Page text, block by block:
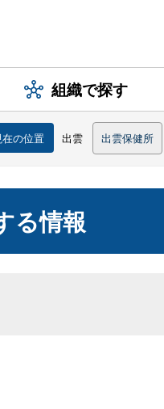
組織で探す
の位置 出雲 出雲保健所
る情報